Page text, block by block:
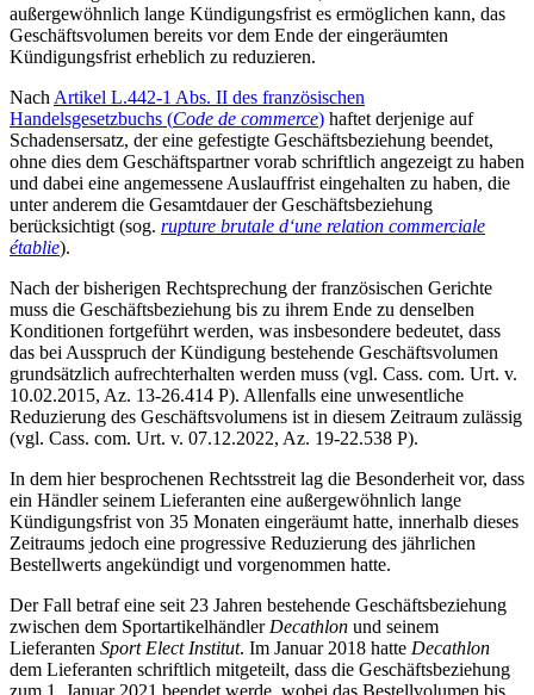
außergewöhnlich lange Kündigungsfrist es ermöglichen kann, das
Geschäftsvolumen bereits vor dem Ende der eingeräumten
Kündigungsfrist erheblich zu reduzieren.
Nach Artikel L.442-1 Abs. II des französischen
Handelsgesetzbuchs (Code de commerce) haftet derjenige auf
Schadensersatz, der eine gefestigte Geschäfts­beziehung beendet,
ohne dies dem Geschäftspartner vorab schriftlich angezeigt zu haben
und dabei eine angemessene Auslauffrist eingehalten zu haben, die
unter anderem die Gesamtdauer der Geschäfts­beziehung
berücksichtigt (sog. rupture brutale d‘une relation commerciale
établie).
Nach der bisherigen Rechtsprechung der französischen Gerichte
muss die Geschäftsbeziehung bis zu ihrem Ende zu denselben
Konditionen fortgeführt werden, was insbesondere bedeutet, dass
das bei Ausspruch der Kündigung bestehende Geschäfts­volumen
grundsätzlich aufrechterhalten werden muss (vgl. Cass. com. Urt. v.
10.02.2015, Az. 13-26.414 P). Allenfalls eine unwesentliche
Reduzierung des Geschäftsvolumens ist in diesem Zeitraum zulässig
(vgl. Cass. com. Urt. v. 07.12.2022, Az. 19-22.538 P).
In dem hier besprochenen Rechtsstreit lag die Besonderheit vor, dass
ein Händler seinem Lieferanten eine außergewöhnlich lange
Kündigungsfrist von 35 Monaten eingeräumt hatte, innerhalb dieses
Zeitraums jedoch eine progressive Reduzierung des jährlichen
Bestellwerts angekündigt und vorgenommen hatte.
Der Fall betraf eine seit 23 Jahren bestehende Geschäftsbeziehung
zwischen dem Sportartikelhändler Decathlon und seinem
Lieferanten Sport Elect Institut. Im Januar 2018 hatte Decathlon
dem Lieferanten schriftlich mitgeteilt, dass die Geschäftsbeziehung
zum 1. Januar 2021 beendet werde, wobei das Bestellvolumen bis